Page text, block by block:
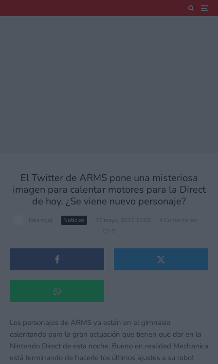
El Twitter de ARMS pone una misteriosa
imagen para calentar motores para la Direct
de hoy. ¿Se viene nuevo personaje?
Takaregal Noticias 17 mayo, 2017 10:05 4 Comentarios
0
Los personajes de ARMS ya están en el gimnasio
calentando para la gran actuación que tienen que dar en la
Nintendo Direct de esta noche. Bueno en realidad Mechanica
está terminando de hacerle los últimos ajustes a su robot